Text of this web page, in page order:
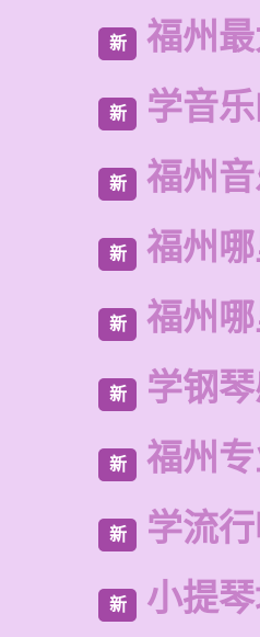
新 福州
新 学音
新 福州
新 福州
新 福州
新 学钢
新 福州
新 学流
新 小提